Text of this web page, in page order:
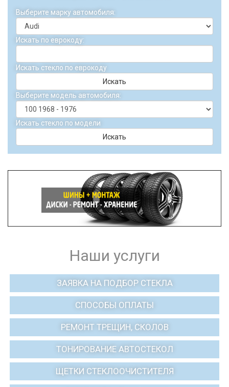
Выберите марку автомобиля:
Искать по еврокоду:
Искать стекло по еврокоду
Искать
Выберите модель автомобиля:
Искать стекло по модели
Искать
Наши услуги
ЗАЯВКА НА ПОДБОР СТЕКЛА
СПОСОБЫ ОПЛАТЫ
РЕМОНТ ТРЕЩИН, СКОЛОВ
ТОНИРОВАНИЕ АВТОСТЕКОЛ
ЩЕТКИ СТЕКЛООЧИСТИТЕЛЯ